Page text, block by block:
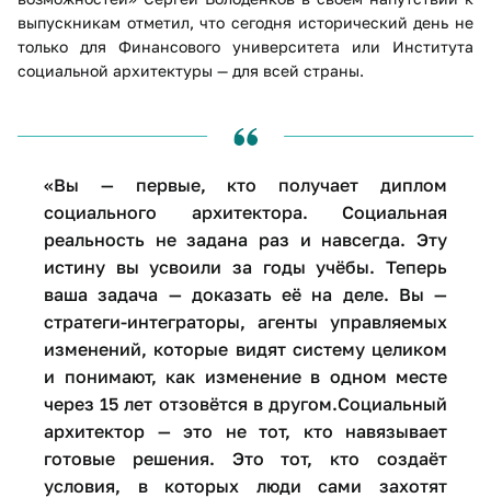
выпускникам отметил, что сегодня исторический день не
только для Финансового университета или Института
социальной архитектуры — для всей страны.
«Вы — первые, кто получает диплом
социального архитектора. Социальная
реальность не задана раз и навсегда. Эту
истину вы усвоили за годы учёбы. Теперь
ваша задача — доказать её на деле. Вы —
стратеги-интеграторы, агенты управляемых
изменений, которые видят систему целиком
и понимают, как изменение в одном месте
через 15 лет отзовётся в другом.Социальный
архитектор — это не тот, кто навязывает
готовые решения. Это тот, кто создаёт
условия, в которых люди сами захотят